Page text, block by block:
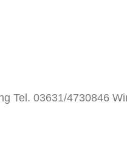
Tel. 03631/4730846